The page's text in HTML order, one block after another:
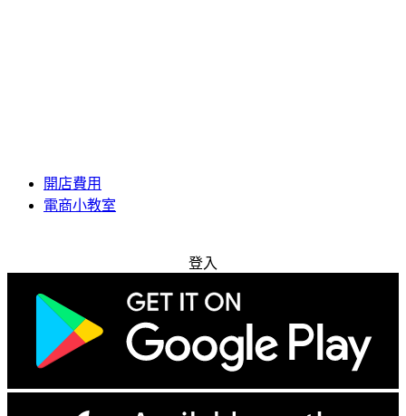
開店費用
電商小教室
登入